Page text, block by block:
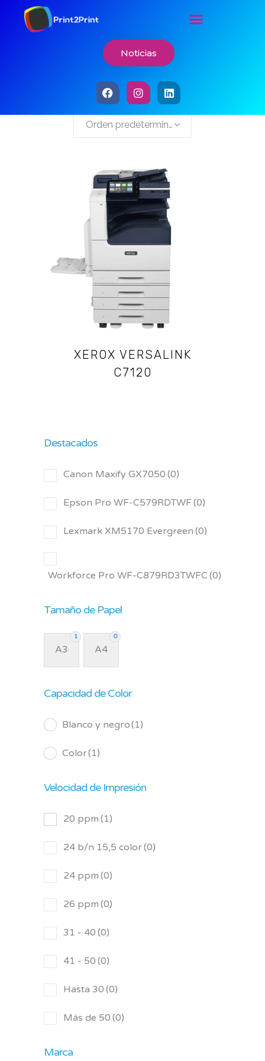
Noticias
Mostrando el único resultado
Orden predeterminado
XEROX VERSALINK
C7120
Destacados
Canon Maxify GX7050 (0)
Epson Pro WF-C579RDTWF (0)
Lexmark XM5170 Evergreen (0)
Workforce Pro WF-C879RD3TWFC (0)
Tamaño de Papel
1
A3
0
A4
Capacidad de Color
Blanco y negro(1)
Color(1)
Velocidad de Impresión
20 ppm (1)
24 b/n 15,5 color(0)
24 ppm (0)
26 ppm (0)
31 - 40 (0)
41 - 50 (0)
Hasta 30 (0)
Más de 50 (0)
Marca